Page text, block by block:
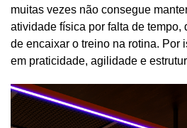
muitas vezes não consegue
atividade física por falta de
de encaixar o treino na rotina. Por
em praticidade, agilidade e